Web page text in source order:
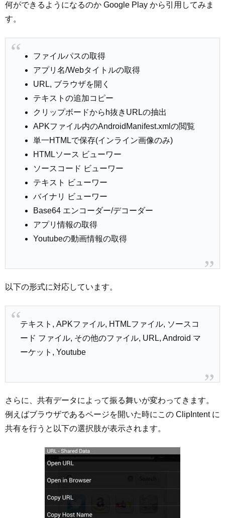
何ができるようになるのか Google Play から引用してみま
す。
ファイルパスの取得
アプリ名/Webタイトルの取得
URL, ブラウザを開く
テキストの追加コピー
クリップボードからh抜きURLの抽出
APKファイル内のAndroidManifest.xmlの閲覧
単一HTMLで保存(インライン画像のみ)
HTMLソース ビューワー
ソースコード ビューワー
テキスト ビューワー
バイナリ ビューワー
Base64 エンコーダー/デコーダー
アプリ情報の取得
Youtubeの動画情報の取得
以下の形式に対応しています。
テキスト, APKファイル, HTMLファイル, ソースコ
ード ファイル, その他のファイル, URL, Android マ
ーケット, Youtube
さらに、共有データによって振る舞いが変わってきます。
例えばブラウザであるページを開いた時にこの ClipIntent に
共有を行うと以下の選択肢が表示されます。